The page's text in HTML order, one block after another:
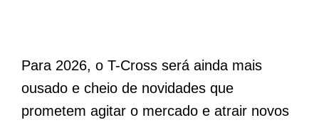
Para 2026, o T-Cross será ainda mais
ousado e cheio de novidades que
prometem agitar o mercado e atrair novos